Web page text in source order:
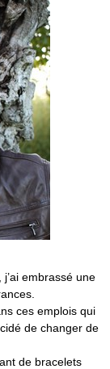
embrassé une
ces emplois qui
de changer de
de bracelets